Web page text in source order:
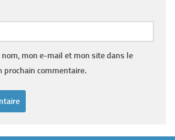
mon e-mail et mon site dans le
prochain commentaire.